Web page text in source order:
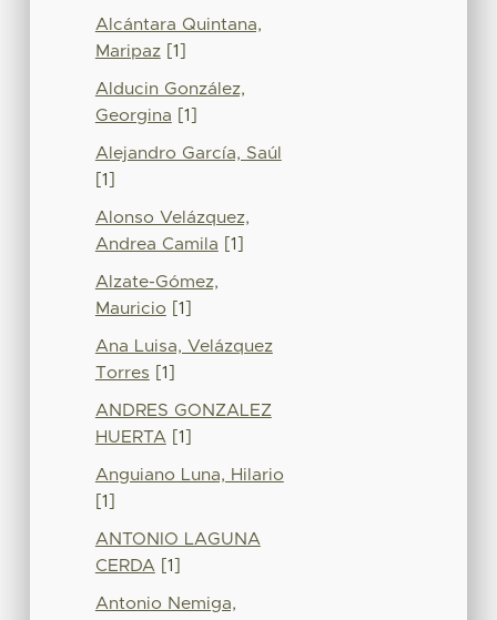
Alcántara Quintana,
Maripaz[1]
Alducin González,
Georgina [1]
Alejandro García, Saúl
[1]
Alonso Velázquez,
Andrea Camila [1]
Alzate-Gómez,
Mauricio [1]
Ana Luisa, Velázquez
Torres [1]
ANDRES GONZALEZ
HUERTA [1]
Anguiano Luna, Hilario
[1]
ANTONIO LAGUNA
CERDA [1]
Antonio Nemiga,